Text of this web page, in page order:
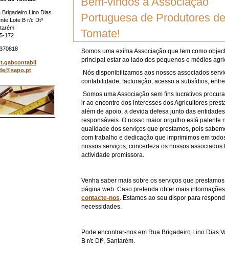
Portuguesa de Produtores de
Tomate!
Somos uma exíma Associação que tem como
principal estar ao lado dos pequenos e médios
Nós disponibilizamos aos nossos associados
contabilidade, facturação, acesso a subsídios,
Somos uma Associação sem fins lucrativos
ir ao encontro dos interesses dos Agricultores
além de apoio, a devida defesa junto das entidades
responsáveis. O nosso maior orgulho está patente
qualidade dos serviços que prestamos, pois
com trabalho e dedicação que imprimimos em
nossos serviços, concerteza os nossos associados
actividade promissora.
Venha saber mais sobre os serviços que
página web. Caso pretenda obter mais
contacte-nos. Estamos ao seu dispor para
necessidades.
Pode encontrar-nos em Rua Brigadeiro Lino Dias
B r/c Dtº, Santarém.
Brigadeiro Lino Dias
Lote B r/c Dtº
172
contabil
po.pt